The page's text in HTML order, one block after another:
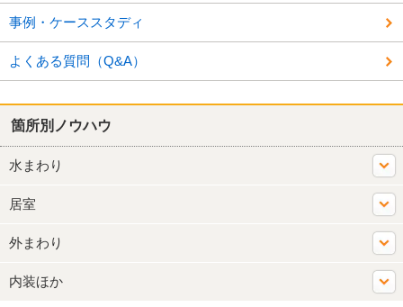
事例・ケーススタディ
よくある質問（Q&A）
箇所別ノウハウ
水まわり
居室
外まわり
内装ほか